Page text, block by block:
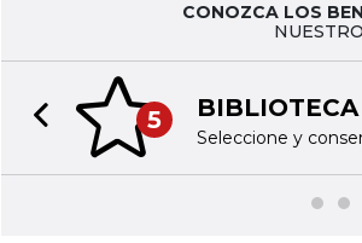
CONOZCA LOS
5
Seleccione y
Previous slide